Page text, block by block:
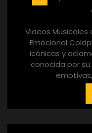
Videos Musicales
Emocional
icónicas y
conocida por